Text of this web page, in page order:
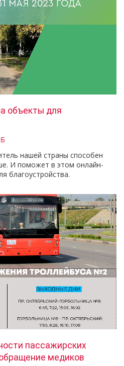
объекты для
нашей страны способен
И поможет в этом онлайн-
благоустройства.
пассажирских
медиков